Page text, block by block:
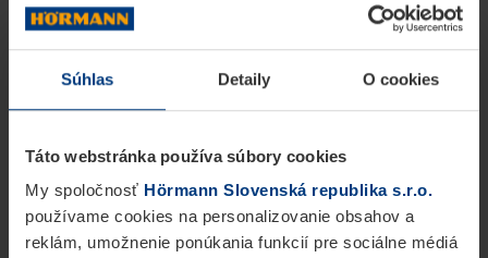
Súhlas Detaily O cookies
Táto webstránka používa súbory cookies
My spoločnosť Hörmann Slovenská republika s.r.o.
používame cookies na personalizovanie obsahov a
reklám, umožnenie ponúkania funkcií pre sociálne médiá